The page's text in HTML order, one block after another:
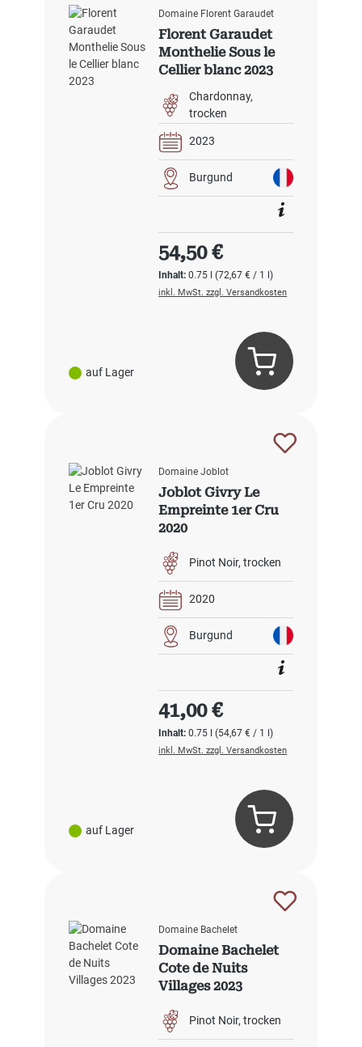
auf Lager
Domaine Florent Garaudet
Florent Garaudet
Monthelie Sous le
Cellier blanc 2023
Chardonnay
trocken
2023
Burgund
Inhalt:0.75 l(72,67 € / 1 l)
Regulärer Preis:
54,50 €
inkl. MwSt. zzgl. Versandkosten
auf Lager
Domaine Joblot
Joblot Givry Le
Empreinte 1er Cru
2020
Pinot Noir trocken
2020
Burgund
Inhalt:0.75 l(54,67 € / 1 l)
Regulärer Preis:
41,00 €
inkl. MwSt. zzgl. Versandkosten
Domaine Bachelet
Domaine Bachelet
Cote de Nuits
Villages 2023
Pinot Noir trocken